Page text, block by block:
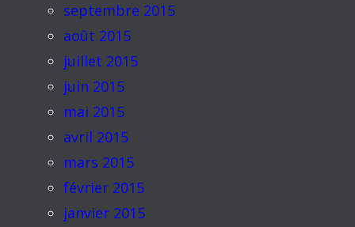
septembre 2015
août 2015
juillet 2015
juin 2015
mai 2015
avril 2015
mars 2015
février 2015
janvier 2015